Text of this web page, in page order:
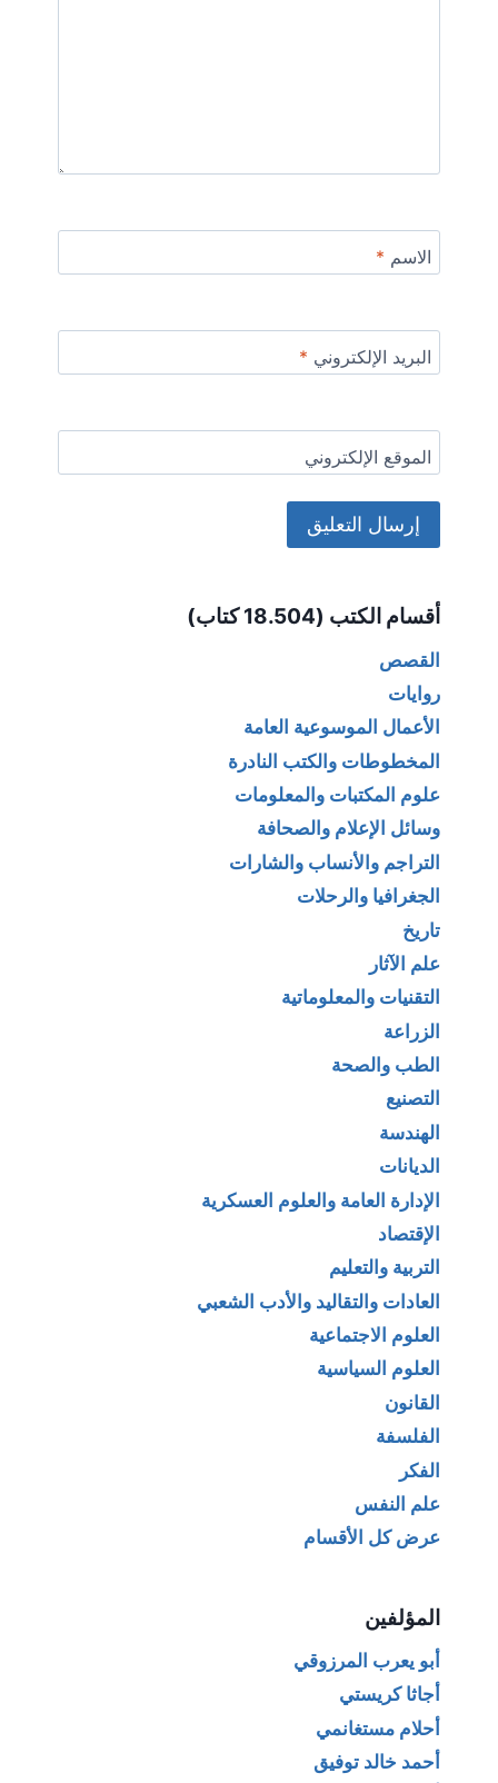
الاسم *
البريد الإلكتروني *
الموقع الإلكتروني
أقسام الكتب (18.504 كتاب)
القصص
روايات
الأعمال الموسوعية العامة
المخطوطات والكتب النادرة
علوم المكتبات والمعلومات
وسائل الإعلام والصحافة
التراجم والأنساب والشارات
الجغرافيا والرحلات
تاريخ
علم الآثار
التقنيات والمعلوماتية
الزراعة
الطب والصحة
التصنيع
الهندسة
الديانات
الإدارة العامة والعلوم العسكرية
الإقتصاد
التربية والتعليم
العادات والتقاليد والأدب الشعبي
العلوم الاجتماعية
العلوم السياسية
القانون
الفلسفة
الفكر
علم النفس
عرض كل الأقسام
المؤلفين
أبو يعرب المرزوقي
أجاثا كريستي
أحلام مستغانمي
أحمد خالد توفيق